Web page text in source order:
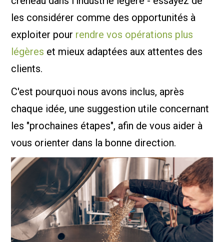
les considérer comme des opportunités à
exploiter pour rendre vos opérations plus
légères et mieux adaptées aux attentes des
clients.
C'est pourquoi nous avons inclus, après
chaque idée, une suggestion utile concernant
les "prochaines étapes", afin de vous aider à
vous orienter dans la bonne direction.